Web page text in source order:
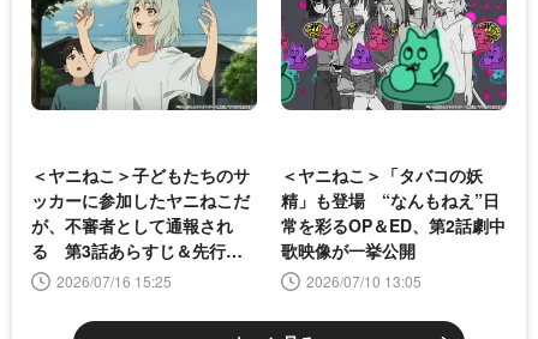
＜ヤニねこ＞子どもたちのサ
ッカーに参加したヤニねこだ
が、不審者として通報され
る 第3話あらすじ＆先行カ
ット公開
2026/07/16 15:25
＜ヤニねこ＞「タバコの妖
精」も登場 “なんもねえ”日
常を彩るOP＆ED、第2話劇中
歌映像が一挙公開
2026/07/10 13:05